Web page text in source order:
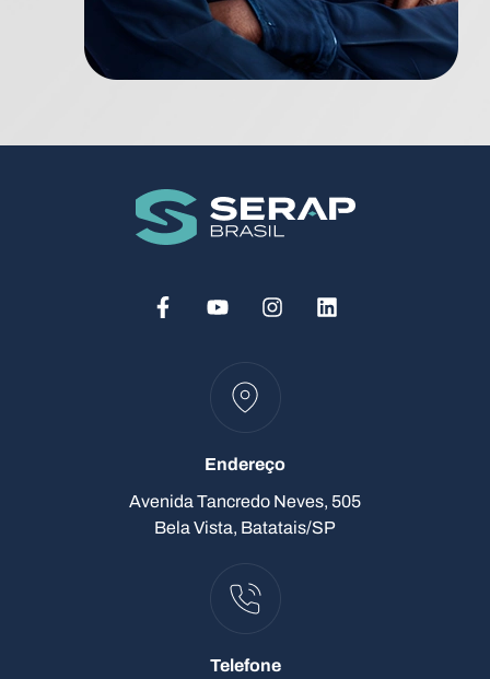
Endereço
Avenida Tancredo Neves, 505
Bela Vista, Batatais/SP
Telefone